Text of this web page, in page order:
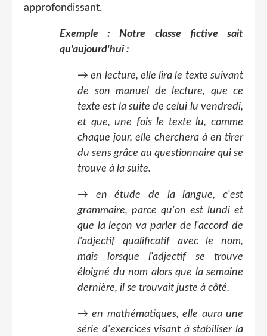
approfondissant.
Exemple : Notre classe fictive sait
qu'aujourd'hui :
→ en lecture, elle lira le texte suivant
de son manuel de lecture, que ce
texte est la suite de celui lu vendredi,
et que, une fois le texte lu, comme
chaque jour, elle cherchera à en tirer
du sens grâce au questionnaire qui se
trouve à la suite.
→ en étude de la langue, c'est
grammaire, parce qu'on est lundi et
que la leçon va parler de l'accord de
l'adjectif qualificatif avec le nom,
mais lorsque l'adjectif se trouve
éloigné du nom alors que la semaine
dernière, il se trouvait juste à côté.
→ en mathématiques, elle aura une
série d'exercices visant à stabiliser la